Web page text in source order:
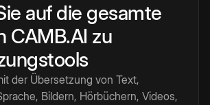
auf die gesamte
CAMB.AI zu
der Übersetzung von Text,
Bildern, Hörbüchern, Videos,